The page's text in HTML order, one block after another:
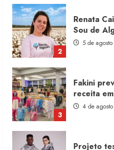
3
Fakini
receita
4 de
4
Projeto
moda
4 de
Morena